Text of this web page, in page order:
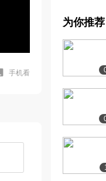
手机看
二个问题-函
[7] 06-第
二个问题-
[8] 07-第
三个问题-
[9] 07-第
三个问题-
为你推荐